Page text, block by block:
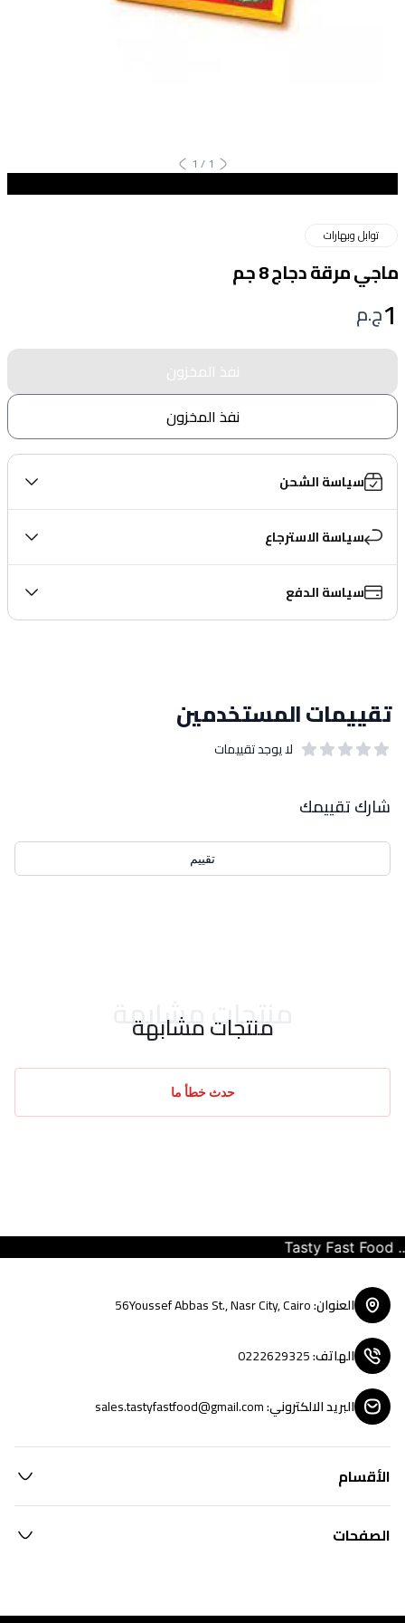
1
/
1
توابل وبهارات
ماجي مرقة دجاج 8 جم
1ج.م
نفذ المخزون
نفذ المخزون
سياسة الشحن
سياسة الاسترجاع
سياسة الدفع
تقييمات المستخدمين
لا يوجد تقييمات
شارك تقييمك
تقييم
منتجات مشابهة
منتجات مشابهة
حدث خطأ ما
Tasty Fast Food ...
العنوان:
56Youssef Abbas St., Nasr City, Cairo
الهاتف:
0222629325
البريد الالكتروني:
sales.tastyfastfood@gmail.com
الأقسام
الصفحات